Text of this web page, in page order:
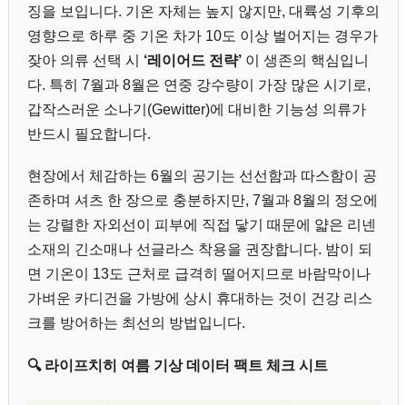
징을 보입니다. 기온 자체는 높지 않지만, 대륙성 기후의
영향으로 하루 중 기온 차가 10도 이상 벌어지는 경우가
잦아 의류 선택 시 ‘레이어드 전략’ 이 생존의 핵심입니
다. 특히 7월과 8월은 연중 강수량이 가장 많은 시기로,
갑작스러운 소나기(Gewitter)에 대비한 기능성 의류가
반드시 필요합니다.
현장에서 체감하는 6월의 공기는 선선함과 따스함이 공
존하며 셔츠 한 장으로 충분하지만, 7월과 8월의 정오에
는 강렬한 자외선이 피부에 직접 닿기 때문에 얇은 리넨
소재의 긴소매나 선글라스 착용을 권장합니다. 밤이 되
면 기온이 13도 근처로 급격히 떨어지므로 바람막이나
가벼운 카디건을 가방에 상시 휴대하는 것이 건강 리스
크를 방어하는 최선의 방법입니다.
🔍 라이프치히 여름 기상 데이터 팩트 체크 시트